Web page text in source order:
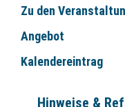
Zu den
Angebot
Kalendereintrag
Hinweise &